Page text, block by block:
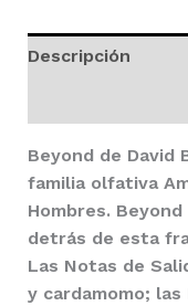
Descripción
Beyondde David
familia olfativa
Hombres. Beyond
detrás de esta
Las Notas de
y cardamomo;